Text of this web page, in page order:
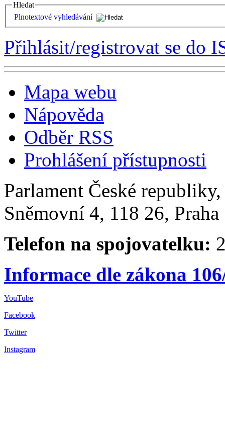
Hledat
Plnotextové vyhledávání
Přihlásit/registrovat se do
Mapa webu
Nápověda
Odběr RSS
Prohlášení přístupnosti
Parlament České
Sněmovní 4, 118 26,
Telefon na spojovatelku:
Informace dle zákona
YouTube
Facebook
Twitter
Instagram